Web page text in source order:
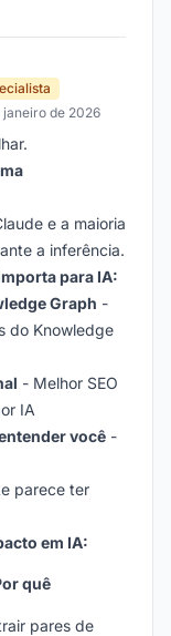
janeiro de 2026
e a maioria
a inferência.
para IA:
Graph -
do Knowledge
- Melhor SEO
IA
você -
parece ter
em IA:
quê
pares de